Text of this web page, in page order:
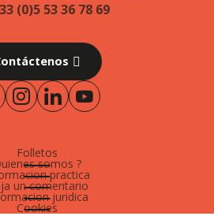
(0)5 53 36 78 69
Folletos
somos ?
practica
un comentario
juridica
Cookies